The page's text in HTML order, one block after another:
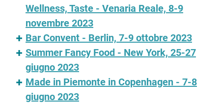
Wellness, Taste - Venaria Reale, 8-9
novembre 2023
Bar Convent - Berlin, 7-9 ottobre 2023
Summer Fancy Food - New York, 25-27
giugno 2023
Made in Piemonte in Copenhagen - 7-8
giugno 2023